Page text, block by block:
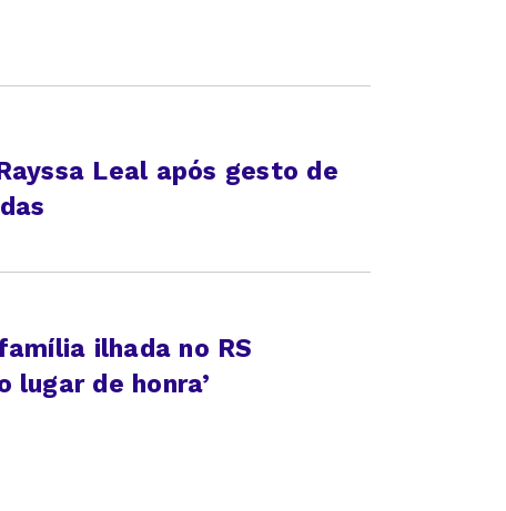
Leal após gesto de
ilhada no RS
lugar de honra’